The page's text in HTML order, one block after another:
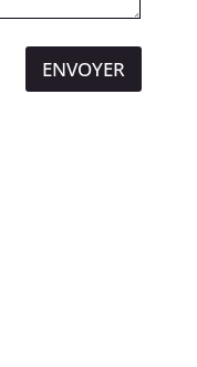
ENVOYER